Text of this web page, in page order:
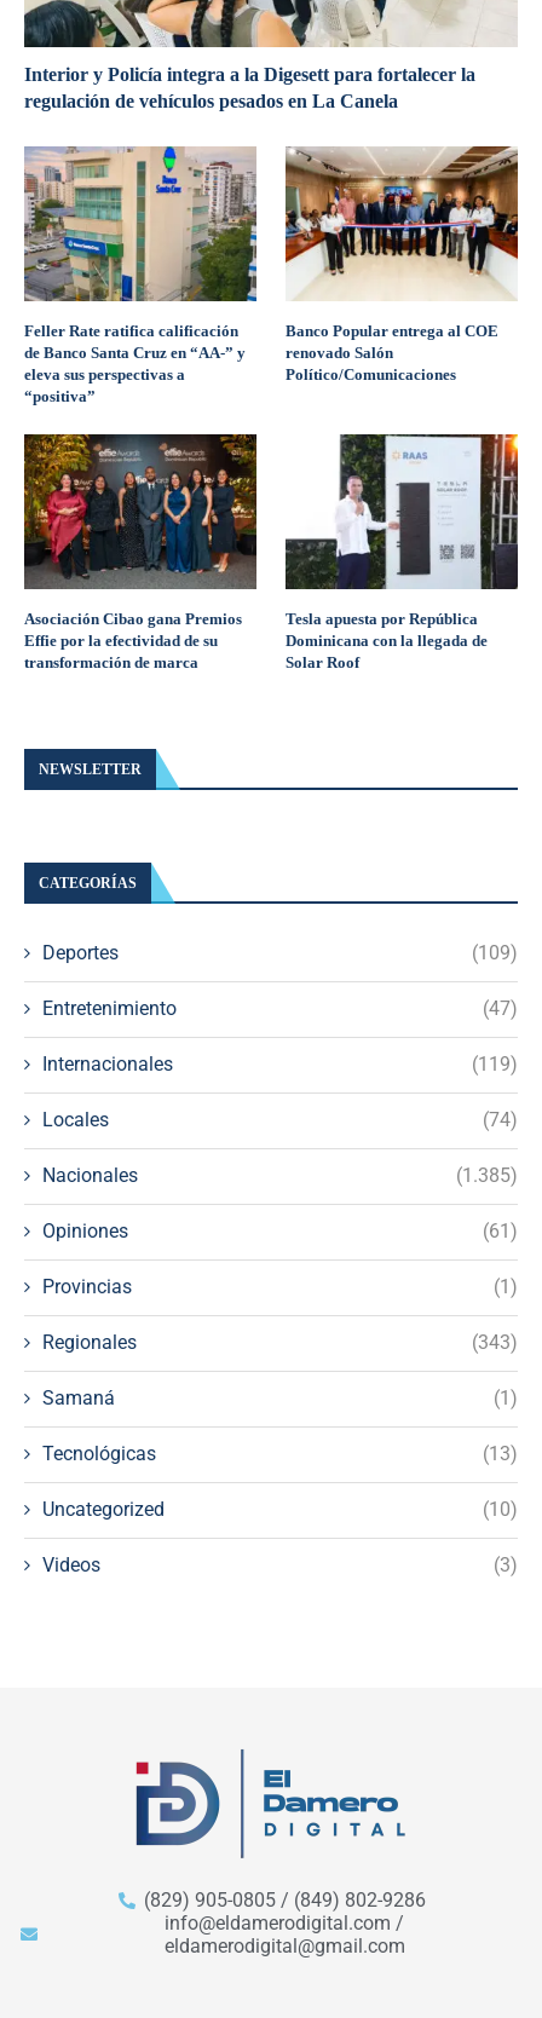
Interior y Policía integra a la Digesett para fortalecer la
regulación de vehículos pesados en La Canela
Feller Rate ratifica calificación
de Banco Santa Cruz en “AA-” y
eleva sus perspectivas a
“positiva”
Banco Popular entrega al COE
renovado Salón
Político/Comunicaciones
Asociación Cibao gana Premios
Effie por la efectividad de su
transformación de marca
Tesla apuesta por República
Dominicana con la llegada de
Solar Roof
NEWSLETTER
CATEGORÍAS
Deportes (109)
Entretenimiento (47)
Internacionales (119)
Locales (74)
Nacionales (1.385)
Opiniones (61)
Provincias (1)
Regionales (343)
Samaná (1)
Tecnológicas (13)
Uncategorized (10)
Videos (3)
(829) 905-0805 / (849) 802-9286
info@eldamerodigital.com /
eldamerodigital@gmail.com